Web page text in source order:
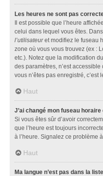
Les heures ne sont pas
Il est possible que l’heure
celui dans lequel vous êtes.
l’utilisateuret modifiez le fuseau
zone où vous vous trouvez (ex :
etc.). Notez que la modification
des paramètres, n’est
vous n’êtes pas enregistré,
Haut
J’ai changé mon fuseau
Si vous êtes sûr d’avoir
que l’heure est toujours
à l’heure. Signalez ce problème
Haut
Ma langue n’est pas dans la